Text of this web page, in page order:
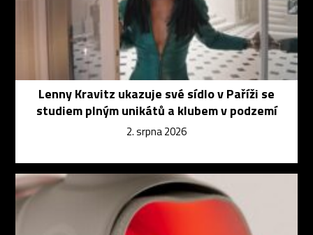
Lenny Kravitz ukazuje své sídlo v Paříži se
studiem plným unikátů a klubem v podzemí
2. srpna 2026